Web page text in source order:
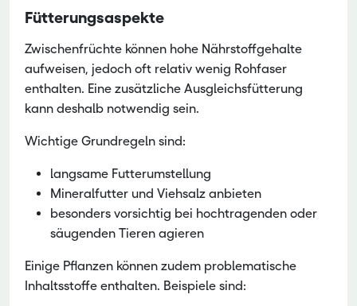
Fütterungsaspekte
Zwischenfrüchte können hohe Nährstoffgehalte
aufweisen, jedoch oft relativ wenig Rohfaser
enthalten. Eine zusätzliche Ausgleichsfütterung
kann deshalb notwendig sein.
Wichtige Grundregeln sind:
langsame Futterumstellung
Mineralfutter und Viehsalz anbieten
besonders vorsichtig bei hochtragenden oder
säugenden Tieren agieren
Einige Pflanzen können zudem problematische
Inhaltsstoffe enthalten. Beispiele sind: